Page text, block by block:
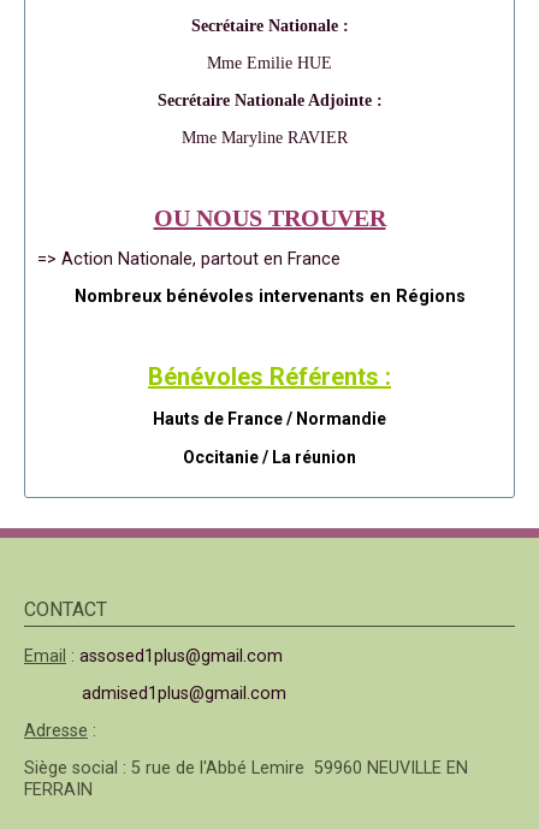
Secrétaire Nationale :
Mme Emilie HUE
Secrétaire Nationale Adjointe :
Mme Maryline RAVIER
OU NOUS TROUVER
=> Action Nationale, partout en France
Nombreux bénévoles intervenants en Régions
Bénévoles Référents :
Hauts de France / Normandie
Occitanie / La réunion
CONTACT
Email : assosed1plus@gmail.com
admised1plus@gmail.com
Adresse :
Siège social : 5 rue de l'Abbé Lemire 59960 NEUVILLE EN
FERRAIN